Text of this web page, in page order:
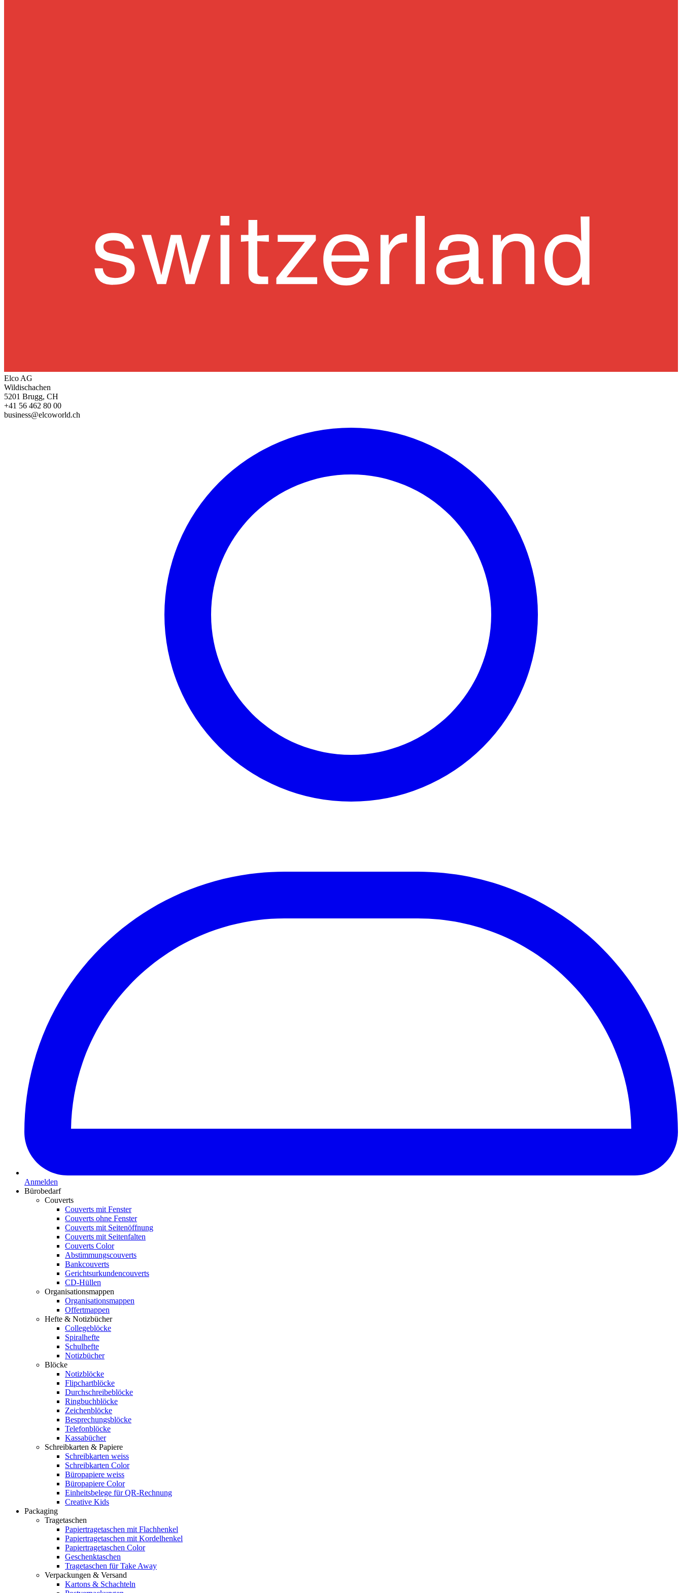
Elco AG
Wildischachen
5201 Brugg, CH
+41 56 462 80 00
business@elcoworld.ch
Anmelden
Bürobedarf
Couverts
Couverts mit Fenster
Couverts ohne Fenster
Couverts mit Seitenöffnung
Couverts mit Seitenfalten
Couverts Color
Abstimmungscouverts
Bankcouverts
Gerichtsurkundencouverts
CD-Hüllen
Organisationsmappen
Organisationsmappen
Offertmappen
Hefte & Notizbücher
Collegeblöcke
Spiralhefte
Schulhefte
Notizbücher
Blöcke
Notizblöcke
Flipchartblöcke
Durchschreibeblöcke
Ringbuchblöcke
Zeichenblöcke
Besprechungsblöcke
Telefonblöcke
Kassabücher
Schreibkarten & Papiere
Schreibkarten weiss
Schreibkarten Color
Büropapiere weiss
Büropapiere Color
Einheitsbelege für QR-Rechnung
Creative Kids
Packaging
Tragetaschen
Papiertragetaschen mit Flachhenkel
Papiertragetaschen mit Kordelhenkel
Papiertragetaschen Color
Geschenktaschen
Tragetaschen für Take Away
Verpackungen & Versand
Kartons & Schachteln